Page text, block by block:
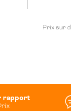
Prix sur
rapport